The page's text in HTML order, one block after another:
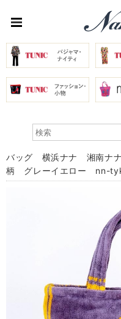
バッグ 横浜ナナ 湘南ナ
柄 グレーイエロー nn-